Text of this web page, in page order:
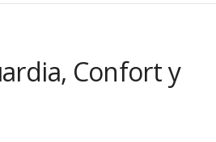
Confort y